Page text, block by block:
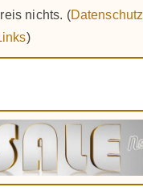
nichts. (Datenschutz
)